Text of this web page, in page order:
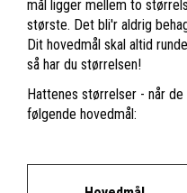
mål ligger mellem to
største. Det bli'r aldrig
Dit hovedmål skal altid
så har du størrelsen!
Hattenes størrelser - når
følgende hovedmål: